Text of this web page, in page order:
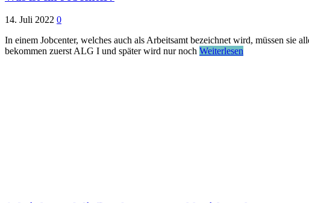
14. Juli 2022 0
In einem Jobcenter, welches auch als Arbeitsamt bezeichnet wird, müssen sie
bekommen zuerst ALG I und später wird nur noch Weiterlesen